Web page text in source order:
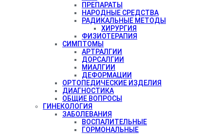
ПРЕПАРАТЫ
НАРОДНЫЕ СРЕДСТВА
РАДИКАЛЬНЫЕ МЕТОДЫ
ХИРУРГИЯ
ФИЗИОТЕРАПИЯ
СИМПТОМЫ
АРТРАЛГИИ
ДОРСАЛГИИ
МИАЛГИИ
ДЕФОРМАЦИИ
ОРТОПЕДИЧЕСКИЕ ИЗДЕЛИЯ
ДИАГНОСТИКА
ОБЩИЕ ВОПРОСЫ
ГИНЕКОЛОГИЯ
ЗАБОЛЕВАНИЯ
ВОСПАЛИТЕЛЬНЫЕ
ГОРМОНАЛЬНЫЕ